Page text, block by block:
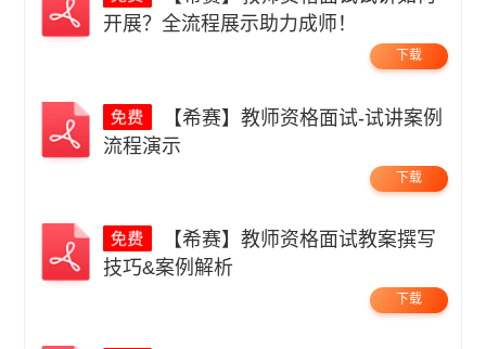
开展？全流程展示助力成师！
下载
流程演示
下载
技巧&案例解析
下载